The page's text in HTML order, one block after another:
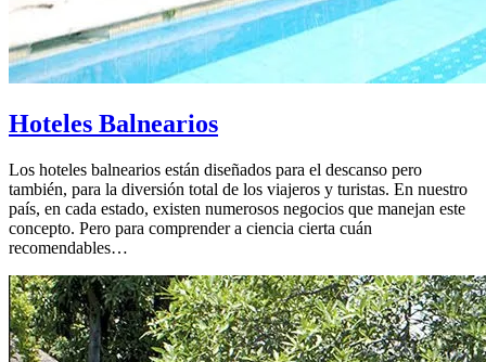
Hoteles Balnearios
Los hoteles balnearios están diseñados para el descanso pero
también, para la diversión total de los viajeros y turistas. En nuestro
país, en cada estado, existen numerosos negocios que manejan este
concepto. Pero para comprender a ciencia cierta cuán
recomendables…